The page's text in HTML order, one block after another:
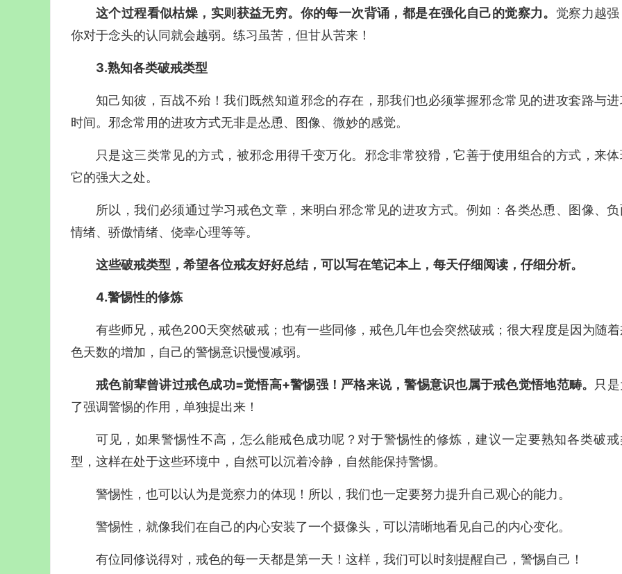
这个过程看似枯燥，实则获益无穷。你的每一次背诵，都是在强化自己的觉察力。 觉察力越强
你对于念头的认同就会越弱。练习虽苦，但甘从苦来！
3.熟知各类破戒类型
知己知彼，百战不殆！我们既然知道邪念的存在，那我们也必须掌握邪念常见的进攻套路与
时间。邪念常用的进攻方式无非是怂恿、图像、微妙的感觉。
只是这三类常见的方式，被邪念用得千变万化。邪念非常狡猾，它善于使用组合的方式，来
它的强大之处。
所以，我们必须通过学习戒色文章，来明白邪念常见的进攻方式。例如：各类怂恿、图像、
情绪、骄傲情绪、侥幸心理等等。
这些破戒类型，希望各位戒友好好总结，可以写在笔记本上，每天仔细阅读，仔细分析。
4.警惕性的修炼
有些师兄，戒色200天突然破戒；也有一些同修，戒色几年也会突然破戒；很大程度是因为随
色天数的增加，自己的警惕意识慢慢减弱。
戒色前辈曾讲过戒色成功=觉悟高+警惕强！严格来说，警惕意识也属于戒色觉悟地范畴。
只
了强调警惕的作用，单独提出来！
可见，如果警惕性不高，怎么能戒色成功呢？对于警惕性的修炼，建议一定要熟知各类破戒
型，这样在处于这些环境中，自然可以沉着冷静，自然能保持警惕。
警惕性，也可以认为是觉察力的体现！所以，我们也一定要努力提升自己观心的能力。
警惕性，就像我们在自己的内心安装了一个摄像头，可以清晰地看见自己的内心变化。
有位同修说得对，戒色的每一天都是第一天！这样，我们可以时刻提醒自己，警惕自己！